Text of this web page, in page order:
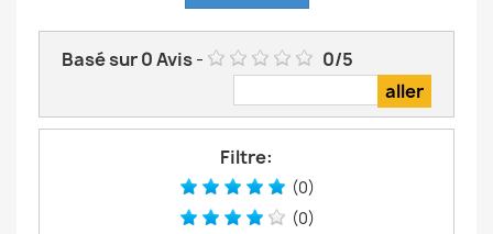
Basé sur0Avis- 0/5
Filtre:
(0)
(0)